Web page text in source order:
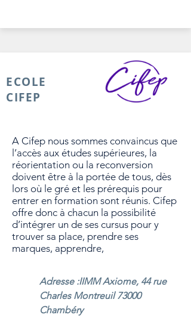
ECOLE
CIFEP
A Cifep nous sommes convaincus que
l’accès aux études supérieures, la
réorientation ou la reconversion
doivent être à la portée de tous, dès
lors où le gré et les prérequis pour
entrer en formation sont réunis. Cifep
offre donc à chacun la possibilité
d’intégrer un de ses cursus pour y
trouver sa place, prendre ses
marques, apprendre,
Adresse :IIMM Axiome, 44 rue
Charles Montreuil 73000
Chambéry